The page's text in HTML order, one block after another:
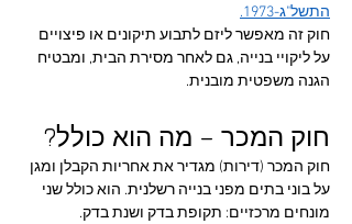
התשל"ג-1973.
חוק זה מאפשר ליזם לתבוע תיקונים או פיצויים
על ליקויי בנייה, גם לאחר מסירת הבית, ומבטיח
הגנה משפטית מובנית.
חוק המכר – מה הוא כולל?
חוק המכר (דירות) מגדיר את אחריות הקבלן ומגן
על בוני בתים מפני בנייה רשלנית. הוא כולל שני
מונחים מרכזיים: תקופת בדק ושנת בדק.